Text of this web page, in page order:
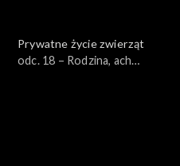
Prywatne życie zwierząt
odc. 18 – Rodzina, ach